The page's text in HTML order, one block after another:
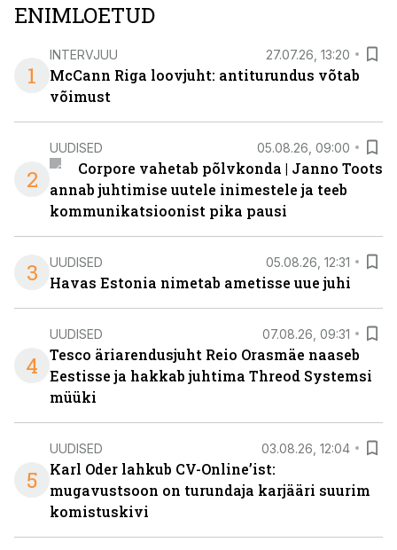
ENIMLOETUD
1
INTERVJUU 27.07.26, 13:20
McCann Riga loovjuht: antiturundus võtab
võimust
2
UUDISED 05.08.26, 09:00
Corpore vahetab põlvkonda | Janno Toots
annab juhtimise uutele inimestele ja teeb
kommunikatsioonist pika pausi
3 UUDISED 05.08.26, 12:31
Havas Estonia nimetab ametisse uue juhi
4
UUDISED 07.08.26, 09:31
Tesco äriarendusjuht Reio Orasmäe naaseb
Eestisse ja hakkab juhtima Threod Systemsi
müüki
5
UUDISED 03.08.26, 12:04
Karl Oder lahkub CV-Online’ist:
mugavustsoon on turundaja karjääri suurim
komistuskivi